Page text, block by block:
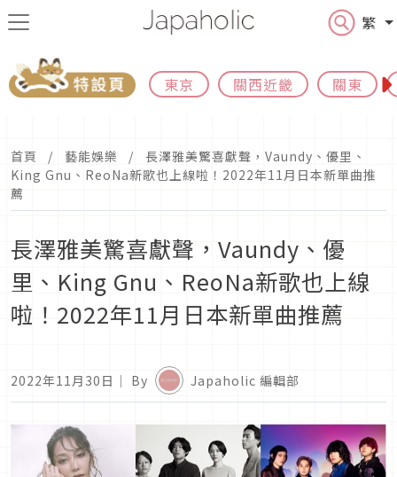
繁
東京 關西近畿 關東
首頁 藝能娛樂
長澤雅美驚喜獻聲，Vaundy、優里、
King Gnu、ReoNa新歌也上線啦！2022年11月日本新單曲推
薦
長澤雅美驚喜獻聲，Vaundy、優
里、King Gnu、ReoNa新歌也上線
啦！2022年11月日本新單曲推薦
2022年11月30日 ｜ By Japaholic 編輯部